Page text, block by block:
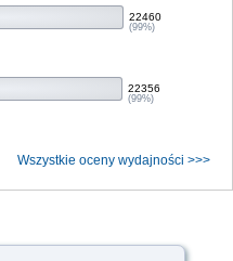
22460
(99%)
22356
(99%)
Wszystkie oceny wydajności >>>